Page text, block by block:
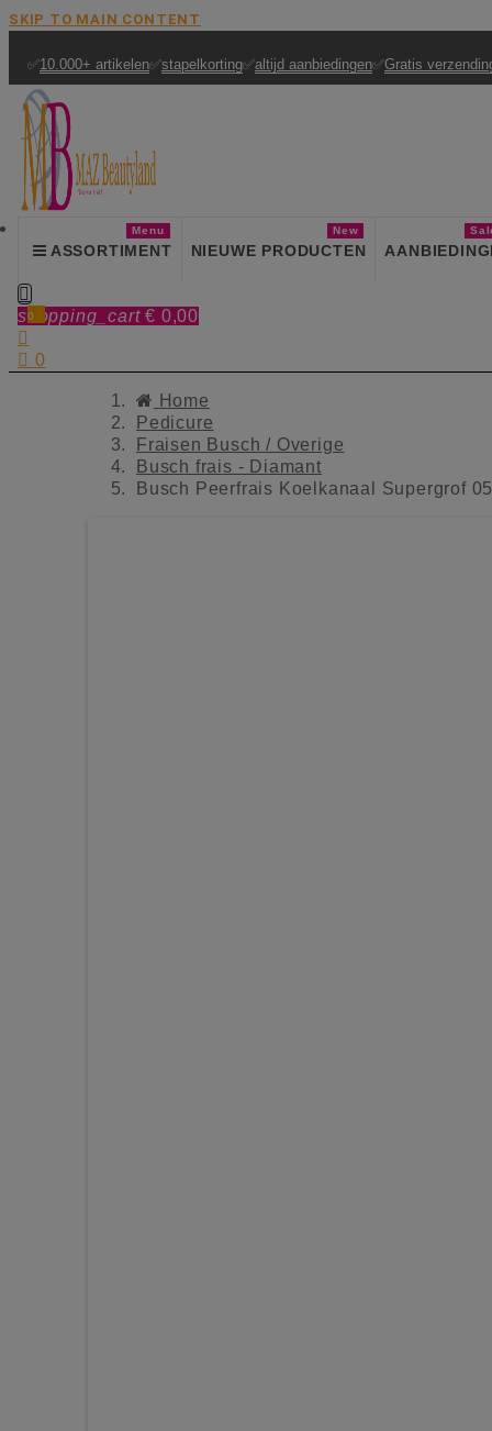
SKIP TO MAIN CONTENT
✅10.000+ artikelen✅stapelkorting✅altijd aanbiedingen✅Gratis
ASSORTIMENT
Menu
NIEUWE PRODUCTEN
New

shopping_cart € 0,00
0

 0
Home
Pedicure
Fraisen Busch / Overige
Busch frais - Diamant
Busch Peerfrais Koelkanaal Supergrof